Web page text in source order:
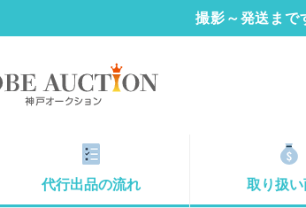
撮影～発送まで
代行出品の流れ 取り扱い